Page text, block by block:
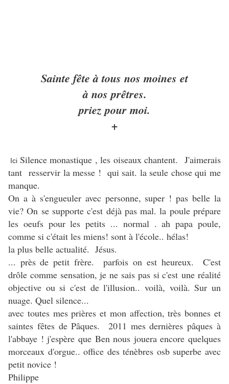
Sainte fête à tous nos moines et
à nos prêtres.
priez pour moi.
+
Ici Silence monastique , les oiseaux chantent. J'aimerais
tant resservir la messe ! qui sait. la seule chose qui me
manque.
On a à s'engueuler avec personne, super ! pas belle la
vie? On se supporte c'est déjà pas mal. la poule prépare
les oeufs pour les petits ... normal . ah papa poule,
comme si c'était les miens! sont à l'école.. hélas!
la plus belle actualité. Jésus.
... près de petit frère. parfois on est heureux. C'est
drôle comme sensation, je ne sais pas si c'est une réalité
objective ou si c'est de l'illusion.. voilà, voilà. Sur un
nuage. Quel silence...
avec toutes mes prières et mon affection, très bonnes et
saintes fêtes de Pâques. 2011 mes dernières pâques à
l'abbaye ! j'espère que Ben nous jouera encore quelques
morceaux d'orgue.. office des ténèbres osb superbe avec
petit novice !
Philippe